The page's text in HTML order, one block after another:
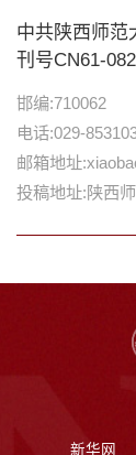
中共陕西师范
刊号CN61-
邯编:710062
电话:029-
邮箱地址
投稿地址:陕西
新华网